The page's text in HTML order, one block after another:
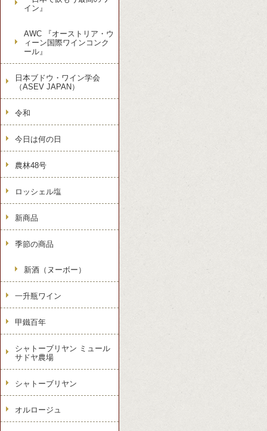
イン』
AWC 『オーストリア・ウ
ィーン国際ワインコンク
ール』
日本ブドウ・ワイン学会
（ASEV JAPAN）
令和
今日は何の日
農林48号
ロッシェル塩
新商品
季節の商品
新酒（ヌーボー）
一升瓶ワイン
甲鐵百年
シャトーブリヤン ミュール
サドヤ農場
シャトーブリヤン
オルロージュ